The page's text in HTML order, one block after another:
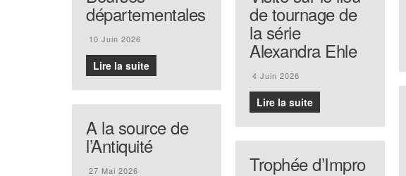
départementales
10 Juin 2026
Lire la suite
de tournage de
la série
Alexandra Ehle
4 Juin 2026
Lire la suite
A la source de
l’Antiquité
27 Mai 2026 Trophée d’Impro